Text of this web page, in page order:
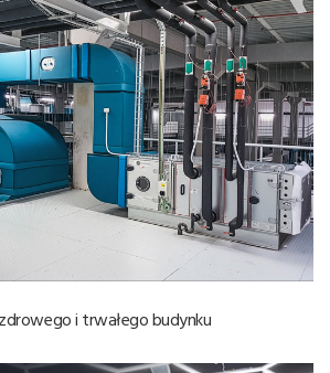
i trwałego budynku